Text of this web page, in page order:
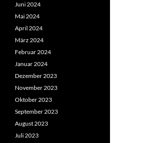
Juni 2024
Mai 2024
April 2024
März 2024
Februar 2024
Januar 2024
Dezember 2023
November 2023
Oktober 2023
September 2023
August 2023
Juli 2023